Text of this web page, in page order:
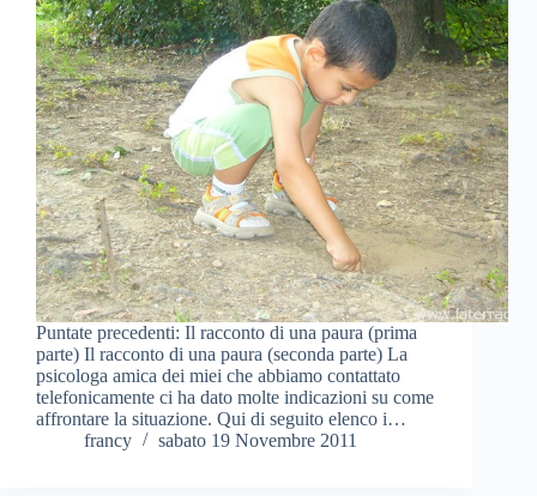
Puntate precedenti: Il racconto di una paura (prima
parte) Il racconto di una paura (seconda parte) La
psicologa amica dei miei che abbiamo contattato
telefonicamente ci ha dato molte indicazioni su come
affrontare la situazione. Qui di seguito elenco i…
francy
sabato 19 Novembre 2011